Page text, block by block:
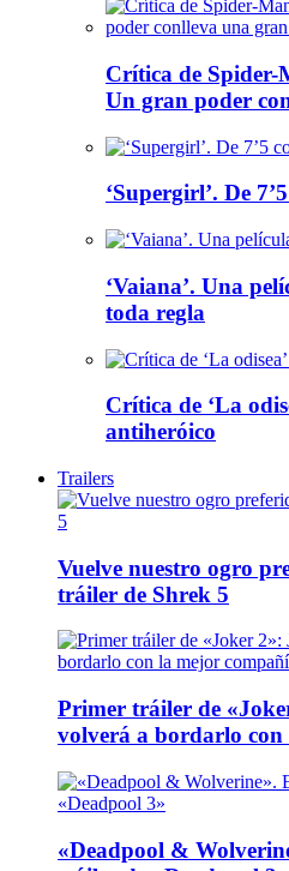
Crítica de
Un gran poder
‘Supergirl’. De
‘Vaiana’. Una
toda regla
Crítica de ‘La
antiheróico
Trailers
Vuelve nuestro ogro
tráiler de Shrek 5
Primer tráiler de
volverá a bordarlo
«Deadpool &